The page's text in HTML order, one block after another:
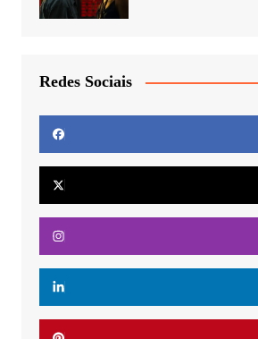
Redes Sociais